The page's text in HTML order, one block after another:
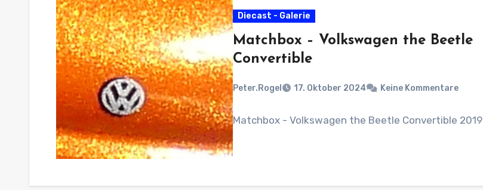
Diecast - Galerie
Matchbox – Volkswagen the Beetle
Convertible
Peter.Rogel 17. Oktober 2024 Keine Kommentare
Matchbox - Volkswagen the Beetle Convertible 2019